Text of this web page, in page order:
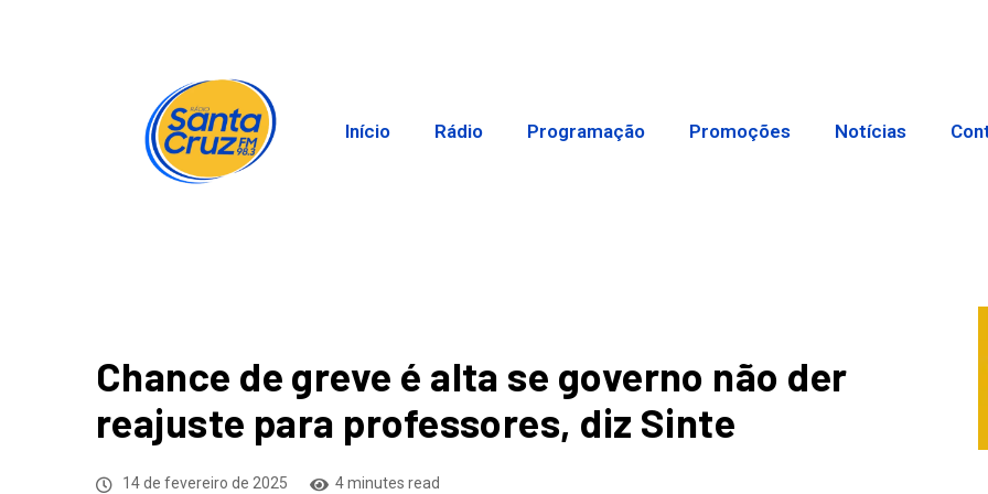
Início Rádio Programação Promoções Notícias
Chance de greve é alta se governo não der
reajuste para professores, diz Sinte
14 de fevereiro de 2025 4 minutes read